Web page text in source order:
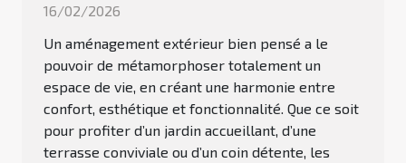
16/02/2026
Un aménagement extérieur bien pensé a le
pouvoir de métamorphoser totalement un
espace de vie, en créant une harmonie entre
confort, esthétique et fonctionnalité. Que ce soit
pour profiter d’un jardin accueillant, d’une
terrasse conviviale ou d’un coin détente, les